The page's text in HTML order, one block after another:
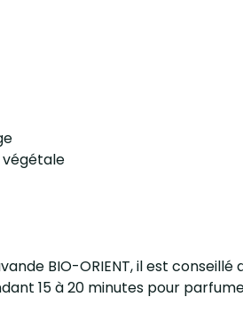
végétale
BIO-ORIENT, il est
15 à 20 minutes pour